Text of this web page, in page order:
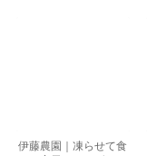
伊藤農園｜凍らせて食